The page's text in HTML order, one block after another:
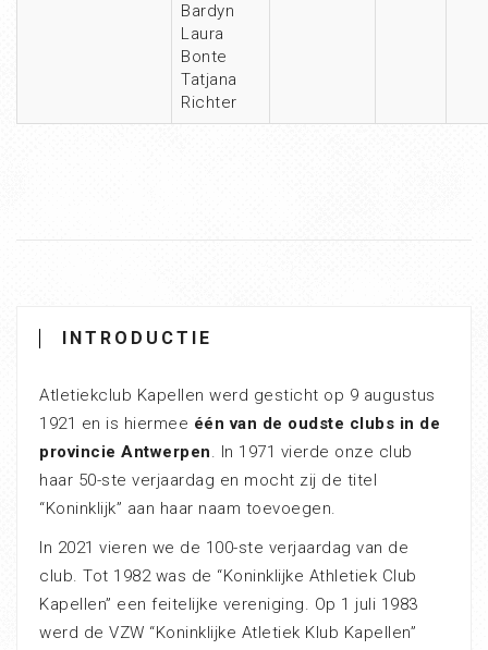
Bardyn
Laura
Bonte
Tatjana
Richter
INTRODUCTIE
Atletiekclub Kapellen werd gesticht op 9 augustus
1921 en is hiermee één van de oudste clubs in de
provincie Antwerpen. In 1971 vierde onze club
haar 50-ste verjaardag en mocht zij de titel
“Koninklijk” aan haar naam toevoegen.
In 2021 vieren we de 100-ste verjaardag van de
club. Tot 1982 was de “Koninklijke Athletiek Club
Kapellen” een feitelijke vereniging. Op 1 juli 1983
werd de VZW “Koninklijke Atletiek Klub Kapellen”